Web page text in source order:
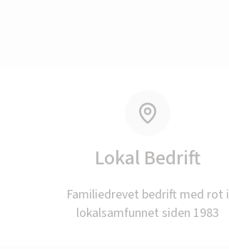
Lokal Bedrift
Familiedrevet bedrift med rot i
lokalsamfunnet siden 1983
tilbake